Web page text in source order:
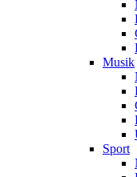
Musik
Sport